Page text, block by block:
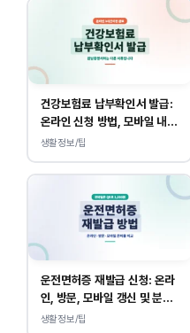
건강보험료 납부확인서 발급:
온라인 신청 방법, 모바일 내역
조회 안내
생활정보/팁
운전면허증 재발급 신청: 온라
인, 방문, 모바일 갱신 및 분실
대응
생활정보/팁